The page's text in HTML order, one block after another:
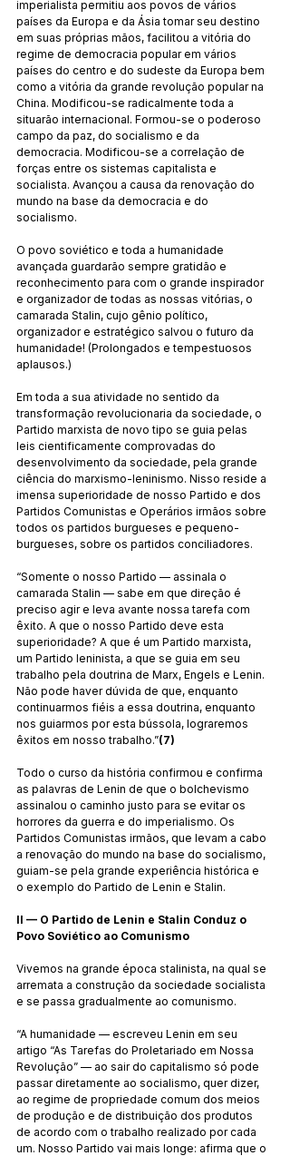
imperialista permitiu aos povos de vários
países da Europa e da Ásia tomar seu destino
em suas próprias mãos, facilitou a vitória do
regime de democracia popular em vários
países do centro e do sudeste da Europa bem
como a vitória da grande revolução popular na
China. Modificou-se radicalmente toda a
situarão internacional. Formou-se o poderoso
campo da paz, do socialismo e da
democracia. Modificou-se a correlação de
forças entre os sistemas capitalista e
socialista. Avançou a causa da renovação do
mundo na base da democracia e do
socialismo.
O povo soviético e toda a humanidade
avançada guardarão sempre gratidão e
reconhecimento para com o grande inspirador
e organizador de todas as nossas vitórias, o
camarada Stalin, cujo gênio político,
organizador e estratégico salvou o futuro da
humanidade! (Prolongados e tempestuosos
aplausos.)
Em toda a sua atividade no sentido da
transformação revolucionaria da sociedade, o
Partido marxista de novo tipo se guia pelas
leis cientificamente comprovadas do
desenvolvimento da sociedade, pela grande
ciência do marxismo-leninismo. Nisso reside a
imensa superioridade de nosso Partido e dos
Partidos Comunistas e Operários irmãos sobre
todos os partidos burgueses e pequeno-
burgueses, sobre os partidos conciliadores.
“Somente o nosso Partido — assinala o
camarada Stalin — sabe em que direção é
preciso agir e leva avante nossa tarefa com
êxito. A que o nosso Partido deve esta
superioridade? A que é um Partido marxista,
um Partido leninista, a que se guia em seu
trabalho pela doutrina de Marx, Engels e Lenin.
Não pode haver dúvida de que, enquanto
continuarmos fiéis a essa doutrina, enquanto
nos guiarmos por esta bússola, lograremos
êxitos em nosso trabalho.”(7)
Todo o curso da história confirmou e confirma
as palavras de Lenin de que o bolchevismo
assinalou o caminho justo para se evitar os
horrores da guerra e do imperialismo. Os
Partidos Comunistas irmãos, que levam a cabo
a renovação do mundo na base do socialismo,
guiam-se pela grande experiência histórica e
o exemplo do Partido de Lenin e Stalin.
II — O Partido de Lenin e Stalin Conduz o
Povo Soviético ao Comunismo
Vivemos na grande época stalinista, na qual se
arremata a construção da sociedade socialista
e se passa gradualmente ao comunismo.
“A humanidade — escreveu Lenin em seu
artigo “As Tarefas do Proletariado em Nossa
Revolução” — ao sair do capitalismo só pode
passar diretamente ao socialismo, quer dizer,
ao regime de propriedade comum dos meios
de produção e de distribuição dos produtos
de acordo com o trabalho realizado por cada
um. Nosso Partido vai mais longe: afirma que o